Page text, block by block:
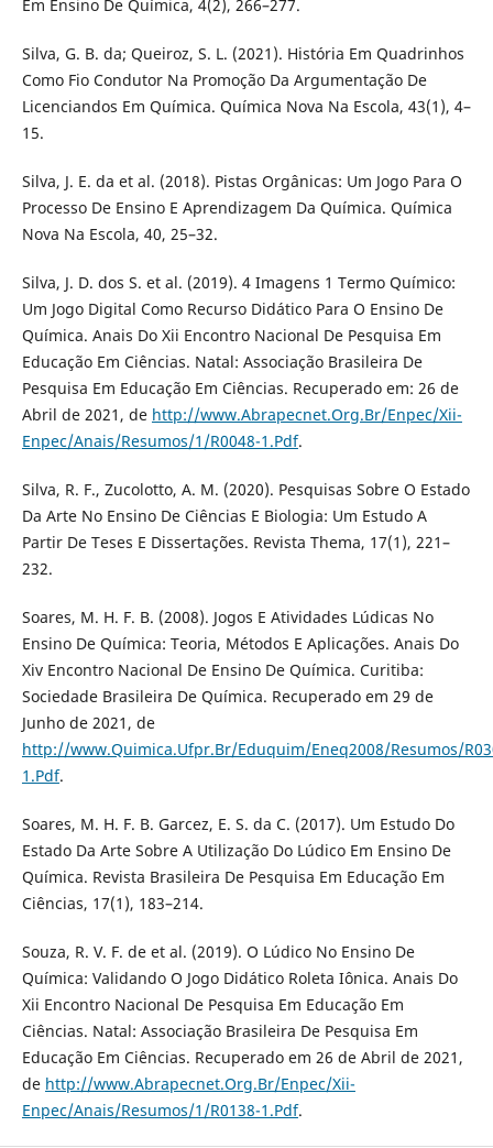
Em Ensino De Química, 4(2), 266–277.
Silva, G. B. da; Queiroz, S. L. (2021). História Em Quadrinhos
Como Fio Condutor Na Promoção Da Argumentação De
Licenciandos Em Química. Química Nova Na Escola, 43(1), 4–
15.
Silva, J. E. da et al. (2018). Pistas Orgânicas: Um Jogo Para O
Processo De Ensino E Aprendizagem Da Química. Química
Nova Na Escola, 40, 25–32.
Silva, J. D. dos S. et al. (2019). 4 Imagens 1 Termo Químico:
Um Jogo Digital Como Recurso Didático Para O Ensino De
Química. Anais Do Xii Encontro Nacional De Pesquisa Em
Educação Em Ciências. Natal: Associação Brasileira De
Pesquisa Em Educação Em Ciências. Recuperado em: 26 de
Abril de 2021, de http://www.Abrapecnet.Org.Br/Enpec/Xii-
Enpec/Anais/Resumos/1/R0048-1.Pdf.
Silva, R. F., Zucolotto, A. M. (2020). Pesquisas Sobre O Estado
Da Arte No Ensino De Ciências E Biologia: Um Estudo A
Partir De Teses E Dissertações. Revista Thema, 17(1), 221–
232.
Soares, M. H. F. B. (2008). Jogos E Atividades Lúdicas No
Ensino De Química: Teoria, Métodos E Aplicações. Anais Do
Xiv Encontro Nacional De Ensino De Química. Curitiba:
Sociedade Brasileira De Química. Recuperado em 29 de
Junho de 2021, de
http://www.Quimica.Ufpr.Br/Eduquim/Eneq2008/Resumos/
1.Pdf.
Soares, M. H. F. B. Garcez, E. S. da C. (2017). Um Estudo Do
Estado Da Arte Sobre A Utilização Do Lúdico Em Ensino De
Química. Revista Brasileira De Pesquisa Em Educação Em
Ciências, 17(1), 183–214.
Souza, R. V. F. de et al. (2019). O Lúdico No Ensino De
Química: Validando O Jogo Didático Roleta Iônica. Anais Do
Xii Encontro Nacional De Pesquisa Em Educação Em
Ciências. Natal: Associação Brasileira De Pesquisa Em
Educação Em Ciências. Recuperado em 26 de Abril de 2021,
de http://www.Abrapecnet.Org.Br/Enpec/Xii-
Enpec/Anais/Resumos/1/R0138-1.Pdf.